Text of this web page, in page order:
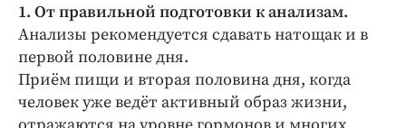
1. От правильной подготовки к анализам.
Анализы рекомендуется сдавать натощак и в
первой половине дня.
Приём пищи и вторая половина дня, когда
человек уже ведёт активный образ жизни,